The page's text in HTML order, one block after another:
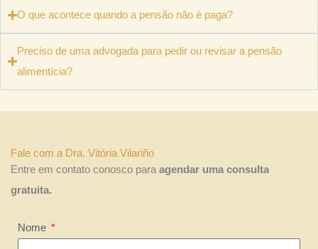
O que acontece quando a pensão não é paga?
Preciso de uma advogada para pedir ou revisar a pensão
alimentícia?
Fale com a Dra. Vitória Vilariño
Entre em contato conosco para agendar uma consulta
gratuita.
Nome